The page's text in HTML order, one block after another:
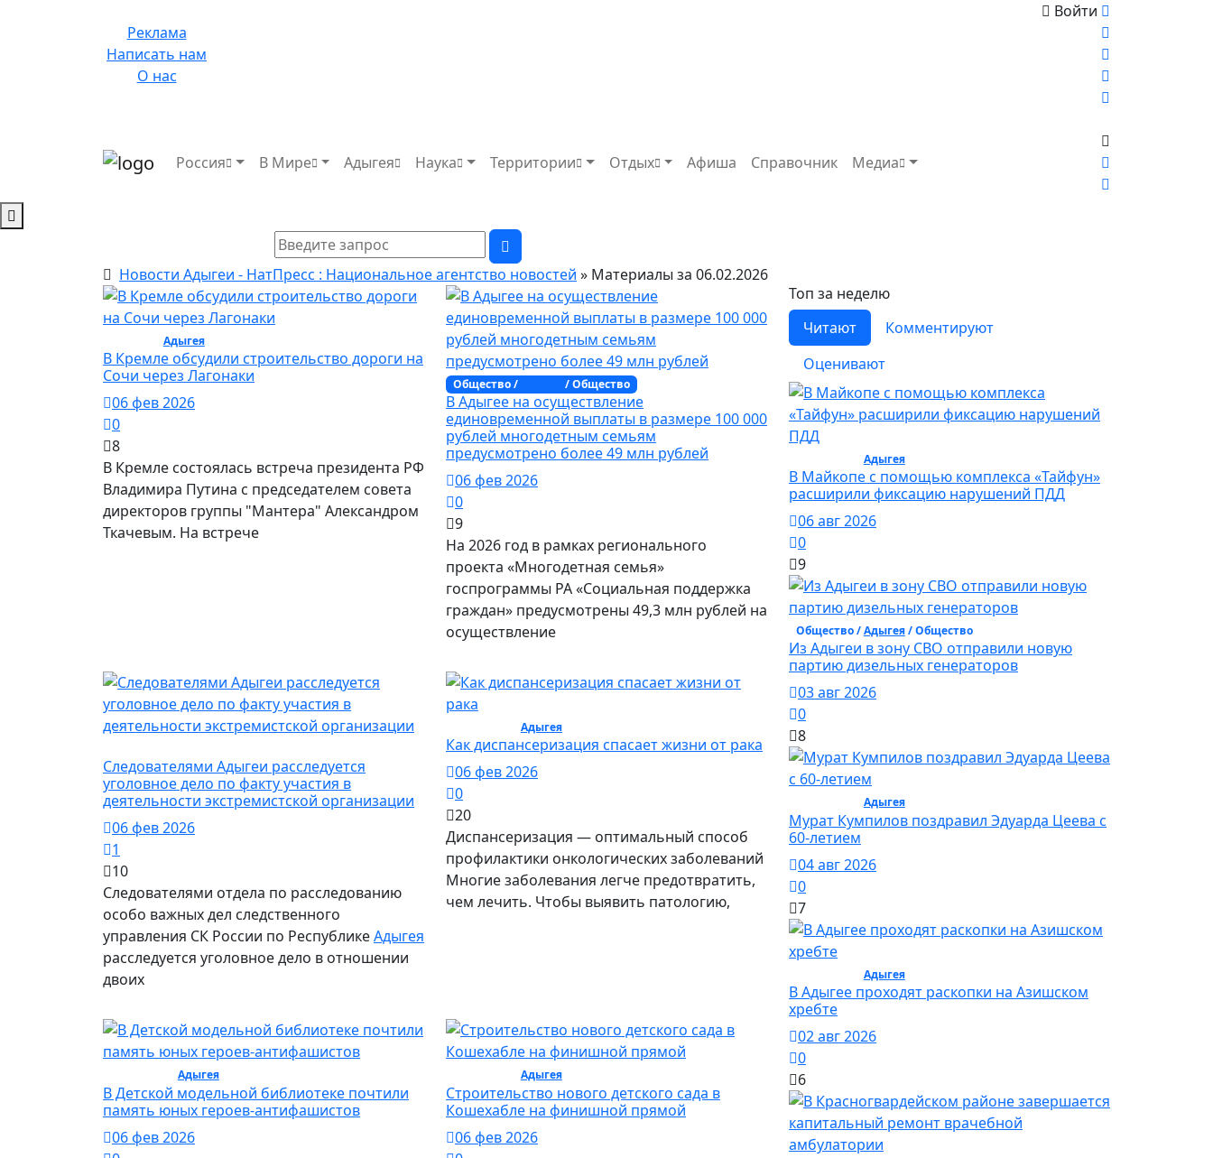
Реклама
Написать нам
О нас
Войти
Россия В Мире Адыгея Наука Территории Отдых Афиша Справочник Медиа
Новости Адыгеи - НатПресс : Национальное агентство новостей » Материалы за 06.02.2026
Адыгея/ Туризм
В Кремле обсудили строительство дороги на
Сочи через Лагонаки
06 фев 2026
0
8
В Кремле состоялась встреча президента РФ
Владимира Путина с председателем совета
директоров группы "Мантера" Александром
Ткачевым. На встрече
Общество / / Общество
В Адыгее на осуществление
единовременной выплаты в размере 100 000
рублей многодетным семьям
предусмотрено более 49 млн рублей
06 фев 2026
0
9
На 2026 год в рамках регионального
проекта «Многодетная семья»
госпрограммы РА «Социальная поддержка
граждан» предусмотрены 49,3 млн рублей на
осуществление
Следователями Адыгеи расследуется
уголовное дело по факту участия в
деятельности экстремистской организации
06 фев 2026
1
10
Следователями отдела по расследованию
особо важных дел следственного
управления СК России по РеспубликеАдыгея
расследуется уголовное дело в отношении
двоих
Адыгея/ Общество
Как диспансеризация спасает жизни от рака
06 фев 2026
0
20
Диспансеризация — оптимальный способ
профилактики онкологических заболеваний
Многие заболевания легче предотвратить,
чем лечить. Чтобы выявить патологию,
Адыгея/ Общество
В Детской модельной библиотеке почтили
память юных героев-антифашистов
06 фев 2026
Адыгея/ Общество
Строительство нового детского сада в
Кошехабле на финишной прямой
06 фев 2026
Топ за неделю
Читают
Комментируют
Оценивают
Адыгея/ Общество
В Майкопе с помощью комплекса «Тайфун»
расширили фиксацию нарушений ПДД
06 авг 2026
0
9
Общество /Адыгея/ Общество
Из Адыгеи в зону СВО отправили новую
партию дизельных генераторов
03 авг 2026
0
8
Адыгея/ Общество
Мурат Кумпилов поздравил Эдуарда Цеева с
60-летием
04 авг 2026
0
7
Адыгея/ Общество
В Адыгее проходят раскопки на Азишском
хребте
02 авг 2026
0
6